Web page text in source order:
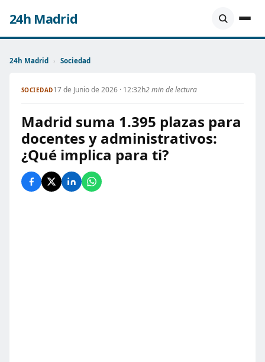
24h Madrid
24h Madrid › Sociedad
SOCIEDAD17 de Junio de 2026 · 12:32h2 min de lectura
Madrid suma 1.395 plazas para
docentes y administrativos:
¿Qué implica para ti?